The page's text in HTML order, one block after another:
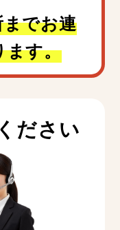
でお連
ます。
ださい